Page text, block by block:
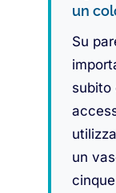
un
Su
subito
un